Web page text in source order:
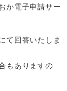
か電子申請サー
て回答いたしま
もありますの